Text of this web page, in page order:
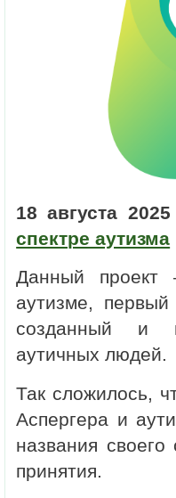
18 августа
спектре аутизма
Данный проект
аутизме,
созданный и
аутичных людей.
Так сложилось,
Аспергера и
названия
принятия.